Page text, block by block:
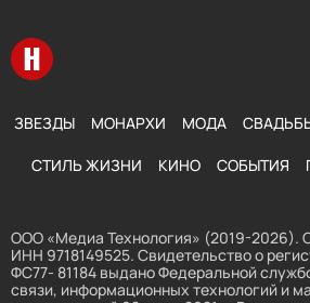
Перейти на главную
ЗВЕЗДЫ МОНАРХИ МОДА
СТИЛЬ ЖИЗНИ КИНО СОБЫТИЯ
ООО «Медиа Технология» (2019-2026).
ИНН 9718149525. Свидетельство о
ФС77- 81184 выдано Федеральной
связи, информационных технологий и